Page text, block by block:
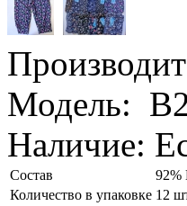
Модель:
Наличие:
Состав
92%
Количество в упаковке 12